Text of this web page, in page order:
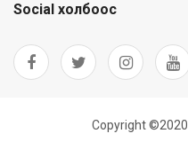
Social холбоос
Copyright ©2020